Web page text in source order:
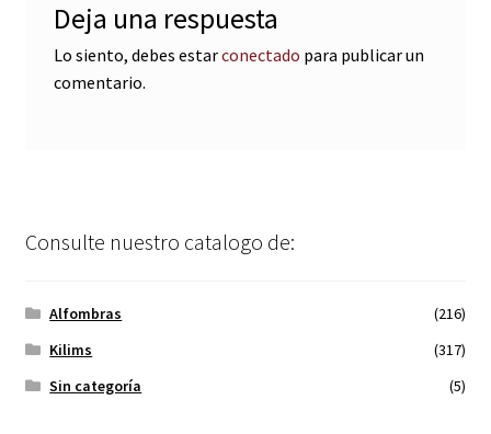
Deja una respuesta
Lo siento, debes estarconectado para publicar un
comentario.
Consulte nuestro catalogo de:
Alfombras
(216)
Kilims
(317)
Sin categoría
(5)